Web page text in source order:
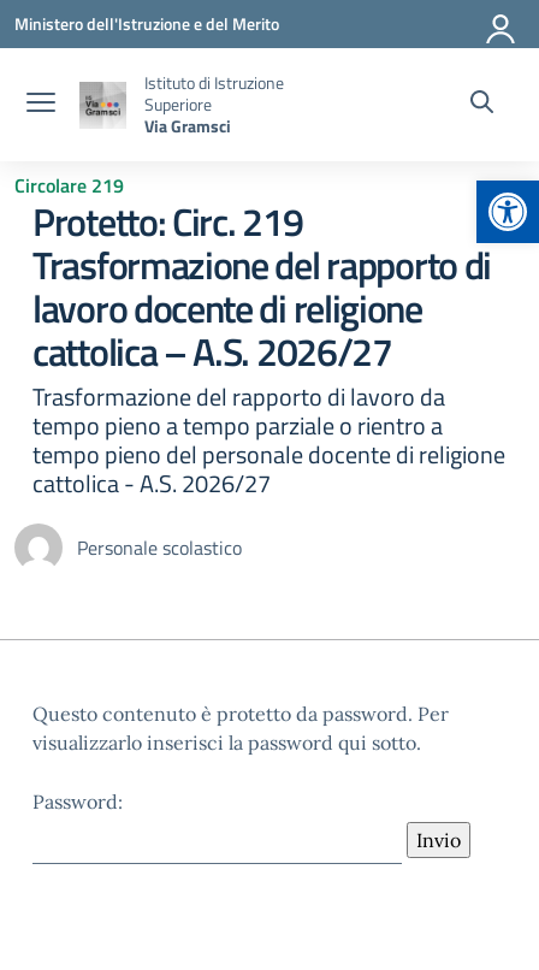
Vai ai contenuti
Vai al menu di navigazione
Vai al footer
Ministero dell'Istruzione e del Merito
Istituto di Istruzione
Superiore
Via Gramsci
Circolare 219
Protetto: Circ. 219
Trasformazione del rapporto di
lavoro docente di religione
cattolica – A.S. 2026/27
Trasformazione del rapporto di lavoro da
tempo pieno a tempo parziale o rientro a
tempo pieno del personale docente di religione
cattolica - A.S. 2026/27
Personale scolastico
Questo contenuto è protetto da password. Per
visualizzarlo inserisci la password qui sotto.
Password: